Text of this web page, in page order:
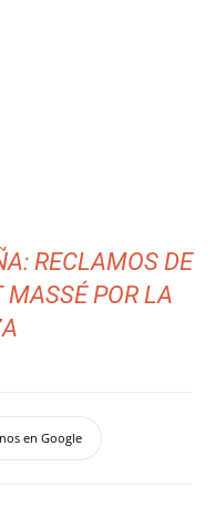
RECLAMOS DE
MASSÉ POR LA
en Google